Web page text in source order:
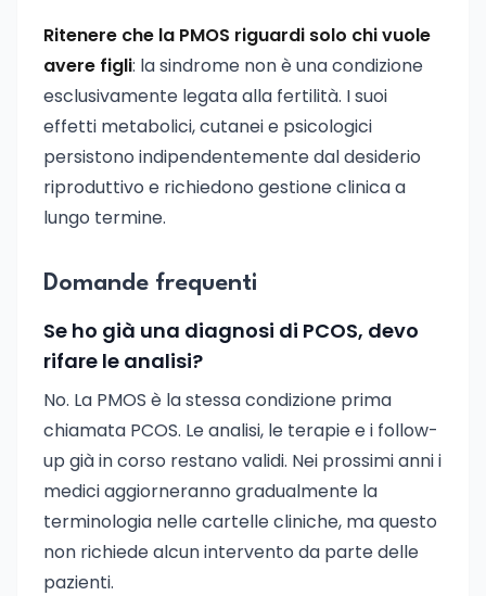
Ritenere che la PMOS riguardi solo chi vuole
avere figli: la sindrome non è una condizione
esclusivamente legata alla fertilità. I suoi
effetti metabolici, cutanei e psicologici
persistono indipendentemente dal desiderio
riproduttivo e richiedono gestione clinica a
lungo termine.
Domande frequenti
Se ho già una diagnosi di PCOS, devo
rifare le analisi?
No. La PMOS è la stessa condizione prima
chiamata PCOS. Le analisi, le terapie e i follow-
up già in corso restano validi. Nei prossimi anni i
medici aggiorneranno gradualmente la
terminologia nelle cartelle cliniche, ma questo
non richiede alcun intervento da parte delle
pazienti.